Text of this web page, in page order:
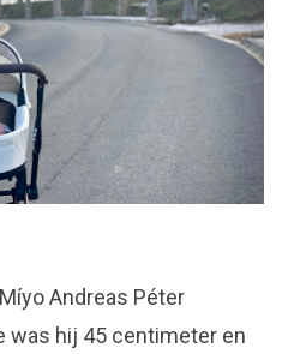
Andreas Péter
was hij 45 centimeter en